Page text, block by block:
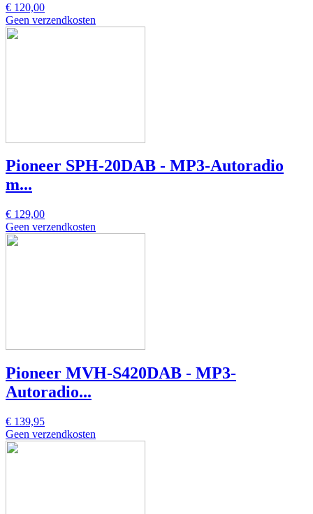
€ 120,00
Geen verzendkosten
Pioneer SPH-20DAB - MP3-Autoradio
m...
€ 129,00
Geen verzendkosten
Pioneer MVH-S420DAB - MP3-
Autoradio...
€ 139,95
Geen verzendkosten